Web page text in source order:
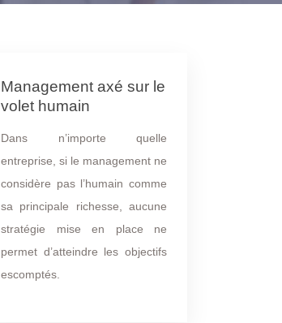
Management axé sur le
volet humain
Dans n’importe quelle
entreprise, si le management ne
considère pas l’humain comme
sa principale richesse, aucune
stratégie mise en place ne
permet d’atteindre les objectifs
escomptés.